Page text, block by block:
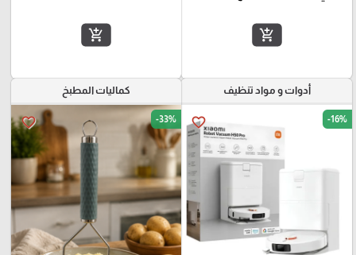
add_shopping_cart
add_shopping_cart
أدوات و مواد تنظيف
favorite_border -16%
كماليات المطبخ
favorite_border -33%